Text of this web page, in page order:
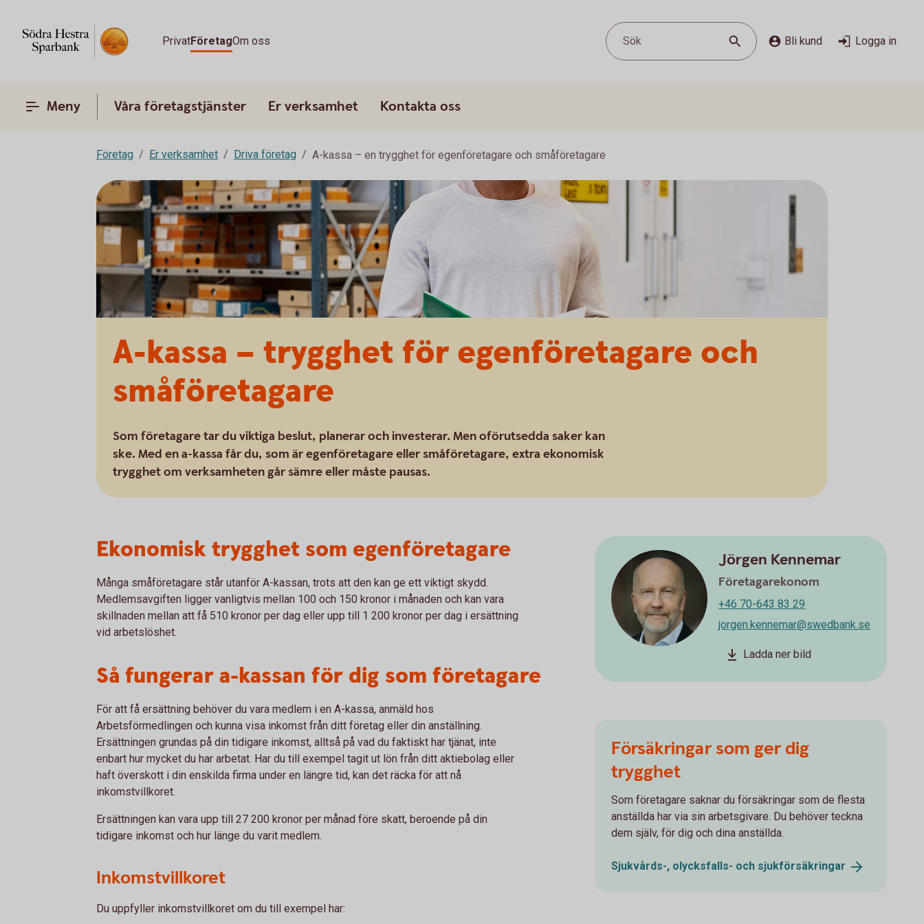
PrivatFöretagOm oss Sök Bli kund Logga in
Meny Våra företagstjänster Er verksamhet Kontakta oss
Företag Er verksamhet Driva företag A-kassa – en trygghet för egenföretagare och småföretagare
A-kassa – trygghet för egenföretagare och
småföretagare
Som företagare tar du viktiga beslut, planerar och investerar. Men oförutsedda saker kan
ske. Med en a-kassa får du, som är egenföretagare eller småföretagare, extra ekonomisk
trygghet om verksamheten går sämre eller måste pausas.
Ekonomisk trygghet som egenföretagare
Många småföretagare står utanför A-kassan, trots att den kan ge ett viktigt skydd.
Medlemsavgiften ligger vanligtvis mellan 100 och 150 kronor i månaden och kan vara
skillnaden mellan att få 510 kronor per dag eller upp till 1 200 kronor per dag i ersättning
vid arbetslöshet.
Så fungerar a-kassan för dig som företagare
För att få ersättning behöver du vara medlem i en A-kassa, anmäld hos
Arbetsförmedlingen och kunna visa inkomst från ditt företag eller din anställning.
Ersättningen grundas på din tidigare inkomst, alltså på vad du faktiskt har tjänat, inte
enbart hur mycket du har arbetat. Har du till exempel tagit ut lön från ditt aktiebolag eller
haft överskott i din enskilda firma under en längre tid, kan det räcka för att nå
inkomstvillkoret.
Ersättningen kan vara upp till 27 200 kronor per månad före skatt, beroende på din
tidigare inkomst och hur länge du varit medlem.
Inkomstvillkoret
Du uppfyller inkomstvillkoret om du till exempel har:
Jörgen Kennemar
Företagarekonom
+46 70-643 83 29
jorgen.kennemar@swedbank.se
Ladda ner bild
Försäkringar som ger dig
trygghet
Som företagare saknar du försäkringar som de flesta
anställda har via sin arbetsgivare. Du behöver teckna
dem själv, för dig och dina anställda.
Sjukvårds-, olycksfalls- och sjukförsäkringar